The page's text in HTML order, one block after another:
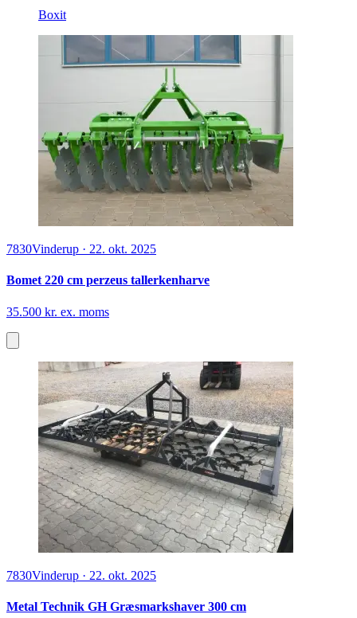
Boxit
7830Vinderup · 22. okt. 2025
Bomet 220 cm perzeus tallerkenharve
35.500 kr. ex. moms
7830Vinderup · 22. okt. 2025
Metal Technik GH Græsmarkshaver 300 cm